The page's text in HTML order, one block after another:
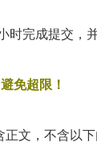
时完成提交，
免超限！​
正文，不含以下